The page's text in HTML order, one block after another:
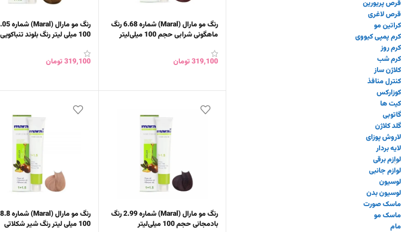
قرص پریورین
قرص لاغری
کراتین مو
کرم پمپی کیووی
کرم روز
کرم شب
کلاژن ساز
کنترل منافذ
کوزارکس
کیت ها
گاتوبی
گلد کلاژن
لاروش پوزای
لایه بردار
لوازم برقی
لوازم جانبی
لوسیون
لوسیون بدن
ماسک صورت
ماسک مو
مام
رنگ مو مارال (Maral) شماره 6.68 رنگ
ماهگونی شرابی حجم 100 میلی‌لیتر
319,100تومان
100 میلی لیتر رنگ بلوند تنباکویی تیره
319,100تومان
رنگ مو مارال (Maral) شماره 2.99 رنگ
بادمجانی حجم 100 میلی‌لیتر
100 میلی‌ لیتر رنگ شیر شکلاتی